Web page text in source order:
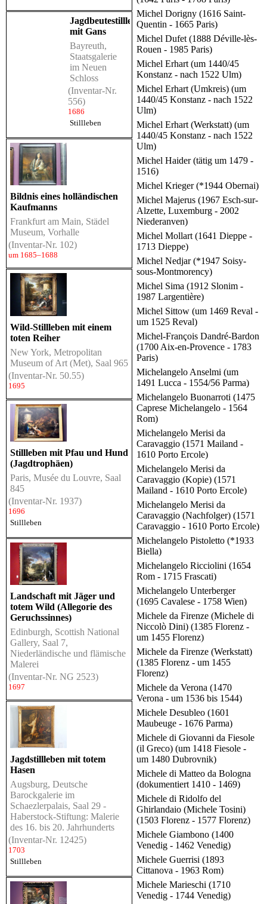
Jagdbeutestillleben
mit Gans
Bayreuth,
Staatsgalerie
im Neuen
Schloss
(Inventar-Nr.
556)
1686
Stillleben
Bildnis eines holländischen
Kaufmanns
Frankfurt am Main, Städel
Museum, Vorhalle
(Inventar-Nr. 102)
um 1685–1688
Wild-Stillleben mit einem
toten Reiher
New York, Metropolitan
Museum of Art (Met), Saal 965
(Inventar-Nr. 50.55)
1695
Stillleben mit Pfau und Hund
(Jagdtrophäen)
Paris, Musée du Louvre, Saal
845
(Inventar-Nr. 1937)
1696
Stillleben
Landschaft mit Jäger und
totem Wild (Allegorie des
Geruchssinnes)
Edinburgh, Scottish National
Gallery, Saal 7,
Niederländische und flämische
Malerei
(Inventar-Nr. NG 2523)
1697
Jagdstillleben mit totem
Hasen
Augsburg, Deutsche
Barockgalerie im
Schaezlerpalais, Saal 29 -
Haberstock-Stiftung: Malerie
des 16. bis 20. Jahrhunderts
(Inventar-Nr. 12425)
1703
Stillleben
Michel Dorigny (1616 Saint-
Quentin - 1665 Paris)
Michel Dufet (1888 Déville-lès-
Rouen - 1985 Paris)
Michel Erhart (um 1440/45
Konstanz - nach 1522 Ulm)
Michel Erhart (Umkreis) (um
1440/45 Konstanz - nach 1522
Ulm)
Michel Erhart (Werkstatt) (um
1440/45 Konstanz - nach 1522
Ulm)
Michel Haider (tätig um 1479 -
1516)
Michel Krieger (*1944 Obernai)
Michel Majerus (1967 Esch-sur-
Alzette, Luxemburg - 2002
Niederanven)
Michel Mollart (1641 Dieppe -
1713 Dieppe)
Michel Nedjar (*1947 Soisy-
sous-Montmorency)
Michel Sima (1912 Slonim -
1987 Largentière)
Michel Sittow (um 1469 Reval -
um 1525 Reval)
Michel-François Dandré-Bardon
(1700 Aix-en-Provence - 1783
Paris)
Michelangelo Anselmi (um
1491 Lucca - 1554/56 Parma)
Michelangelo Buonarroti (1475
Caprese Michelangelo - 1564
Rom)
Michelangelo Merisi da
Caravaggio (1571 Mailand -
1610 Porto Ercole)
Michelangelo Merisi da
Caravaggio (Kopie) (1571
Mailand - 1610 Porto Ercole)
Michelangelo Merisi da
Caravaggio (Nachfolger) (1571
Caravaggio - 1610 Porto Ercole)
Michelangelo Pistoletto (*1933
Biella)
Michelangelo Ricciolini (1654
Rom - 1715 Frascati)
Michelangelo Unterberger
(1695 Cavalese - 1758 Wien)
Michele da Firenze (Michele di
Niccolò Dini) (1385 Florenz -
um 1455 Florenz)
Michele da Firenze (Werkstatt)
(1385 Florenz - um 1455
Florenz)
Michele da Verona (1470
Verona - um 1536 bis 1544)
Michele Desubleo (1601
Maubeuge - 1676 Parma)
Michele di Giovanni da Fiesole
(il Greco) (um 1418 Fiesole -
um 1480 Dubrovnik)
Michele di Matteo da Bologna
(dokumentiert 1410 - 1469)
Michele di Ridolfo del
Ghirlandaio (Michele Tosini)
(1503 Florenz - 1577 Florenz)
Michele Giambono (1400
Venedig - 1462 Venedig)
Michele Guerrisi (1893
Cittanova - 1963 Rom)
Michele Marieschi (1710
Venedig - 1744 Venedig)